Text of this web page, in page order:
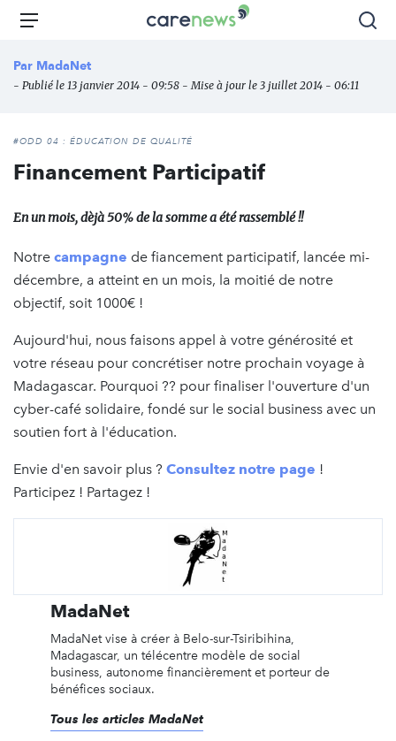
Aller
principal
Carenews,
des
l'engagement
Menu
Par MadaNet
- Publié le 13 janvier 2014 - 09:58 - Mise à jour le 3 juillet 2014 - 06:11
#ODD 04 : ÉDUCATION DE QUALITÉ
Financement Participatif
En un mois, dèjà 50% de la somme a été rassemblé !!
Notre campagne de fiancement participatif, lancée mi-
décembre, a atteint en un mois, la moitié de notre
objectif, soit 1000€ !
Aujourd'hui, nous faisons appel à votre générosité et
votre réseau pour concrétiser notre prochain voyage à
Madagascar. Pourquoi ?? pour finaliser l'ouverture d'un
cyber-café solidaire, fondé sur le social business avec un
soutien fort à l'éducation.
Envie d'en savoir plus ? Consultez notre page !
Participez ! Partagez !
MadaNet
MadaNet vise à créer à Belo-sur-Tsiribihina,
Madagascar, un télécentre modèle de social
business, autonome financièrement et porteur de
bénéfices sociaux.
Tous les articles MadaNet